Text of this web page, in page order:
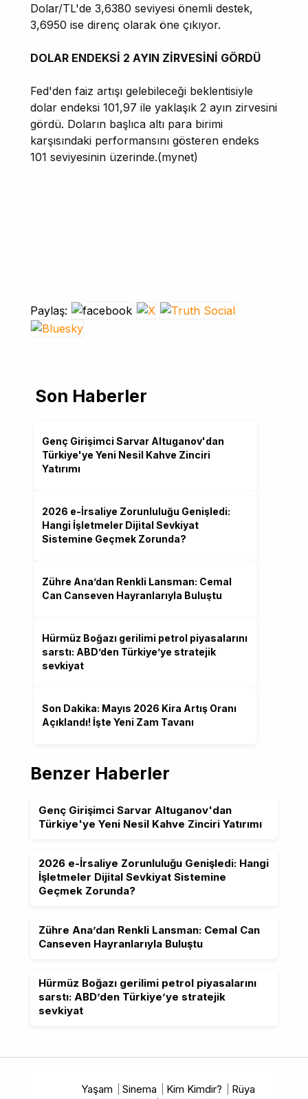
Dolar/TL'de 3,6380 seviyesi önemli destek,
3,6950 ise direnç olarak öne çıkıyor.
DOLAR ENDEKSİ 2 AYIN ZİRVESİNİ GÖRDÜ
Fed'den faiz artışı gelebileceği beklentisiyle
dolar endeksi 101,97 ile yaklaşık 2 ayın zirvesini
gördü. Doların başlıca altı para birimi
karşısındaki performansını gösteren endeks
101 seviyesinin üzerinde.(mynet)
Paylaş:
Son Haberler
Genç Girişimci Sarvar Altuganov'dan
Türkiye'ye Yeni Nesil Kahve Zinciri
Yatırımı
2026 e-İrsaliye Zorunluluğu Genişledi:
Hangi İşletmeler Dijital Sevkiyat
Sistemine Geçmek Zorunda?
Zühre Ana’dan Renkli Lansman: Cemal
Can Canseven Hayranlarıyla Buluştu
Hürmüz Boğazı gerilimi petrol piyasalarını
sarstı: ABD’den Türkiye’ye stratejik
sevkiyat
Son Dakika: Mayıs 2026 Kira Artış Oranı
Açıklandı! İşte Yeni Zam Tavanı
Benzer Haberler
Genç Girişimci Sarvar Altuganov'dan
Türkiye'ye Yeni Nesil Kahve Zinciri Yatırımı
2026 e-İrsaliye Zorunluluğu Genişledi: Hangi
İşletmeler Dijital Sevkiyat Sistemine
Geçmek Zorunda?
Zühre Ana’dan Renkli Lansman: Cemal Can
Canseven Hayranlarıyla Buluştu
Hürmüz Boğazı gerilimi petrol piyasalarını
sarstı: ABD’den Türkiye’ye stratejik
sevkiyat
Yaşam Sinema Kim Kimdir?
Rüya